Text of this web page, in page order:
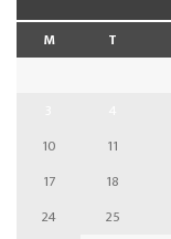
M T
10
11
17
18
24
25